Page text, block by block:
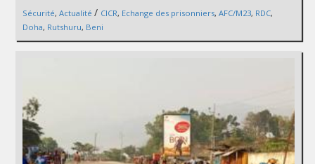
Sécurité, Actualité / CICR, Echange des prisonniers, AFC/M23, RDC,
Doha, Rutshuru, Beni